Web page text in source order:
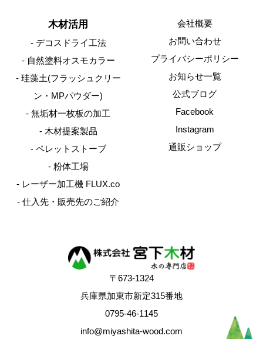
通販ショップ
〒673-1324 兵庫県加東市新定315番地
木材活用
デコスドライ工法
自然塗料オスモカラー
珪藻土(フラッシュクリー
ン・MPパウダー)
無垢材一枚板の加工
木材提案製品
ペレットストーブ
粉体工場
レーザー加工機 FLUX.co
仕入先・販売先のご紹介
会社概要
お問い合わせ
プライバシーポリシー
お知らせ一覧
公式ブログ
Facebook
Instagram
通販ショップ
〒673-1324
兵庫県加東市新定315番地
0795-46-1145
info@miyashita-wood.com